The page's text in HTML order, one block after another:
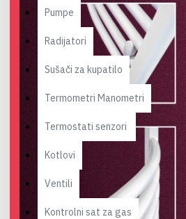
Pumpe
Radijatori
Sušači za kupatilo
Termometri Manometri
Termostati senzori
Kotlovi
Ventili
Kontrolni sat za gas